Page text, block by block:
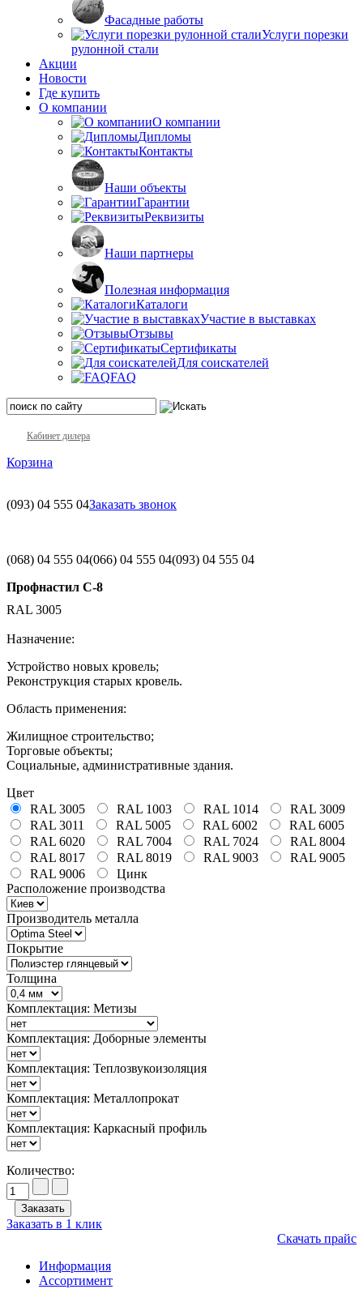
Фасадные работы
Услуги порезки
рулонной стали
Акции
Новости
Где купить
О компании
О компании
Дипломы
Контакты
Наши объекты
Гарантии
Реквизиты
Наши партнеры
Полезная информация
Каталоги
Участие в выставках
Отзывы
Сертификаты
Для соискателей
FAQ
Кабинет дилера
Корзина
(093) 04 555 04Заказать звонок
(068) 04 555 04(066) 04 555 04(093) 04 555 04
Профнастил С-8
RAL 3005
Назначение:
Устройство новых кровель;
Реконструкция старых кровель.
Область применения:
Жилищное строительство;
Торговые объекты;
Социальные, административные здания.
Цвет
RAL 3005
RAL 1003 RAL 1014
RAL 3009
RAL 3011
RAL 5005 RAL 6002
RAL 6005
RAL 6020
RAL 7004 RAL 7024
RAL 8004
RAL 8017
RAL 8019 RAL 9003
RAL 9005
RAL 9006
Цинк
Расположение производства
Производитель металла
Покрытие
Толщина
Комплектация: Метизы
Комплектация: Доборные элементы
Комплектация: Теплозвукоизоляция
Комплектация: Металлопрокат
Комплектация: Каркасный профиль
Количество:
Заказать в 1 клик
Скачать прайс
Информация
Ассортимент